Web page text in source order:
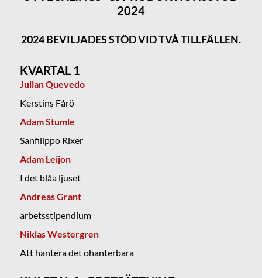
2024
2024 BEVILJADES STÖD VID TVÅ TILLFÄLLEN.
KVARTAL 1
Julian Quevedo
Kerstins Fårö
Adam Stumle
Sanfilippo Rixer
Adam Leijon
I det blåa ljuset
Andreas Grant
arbetsstipendium
Niklas Westergren
Att hantera det ohanterbara